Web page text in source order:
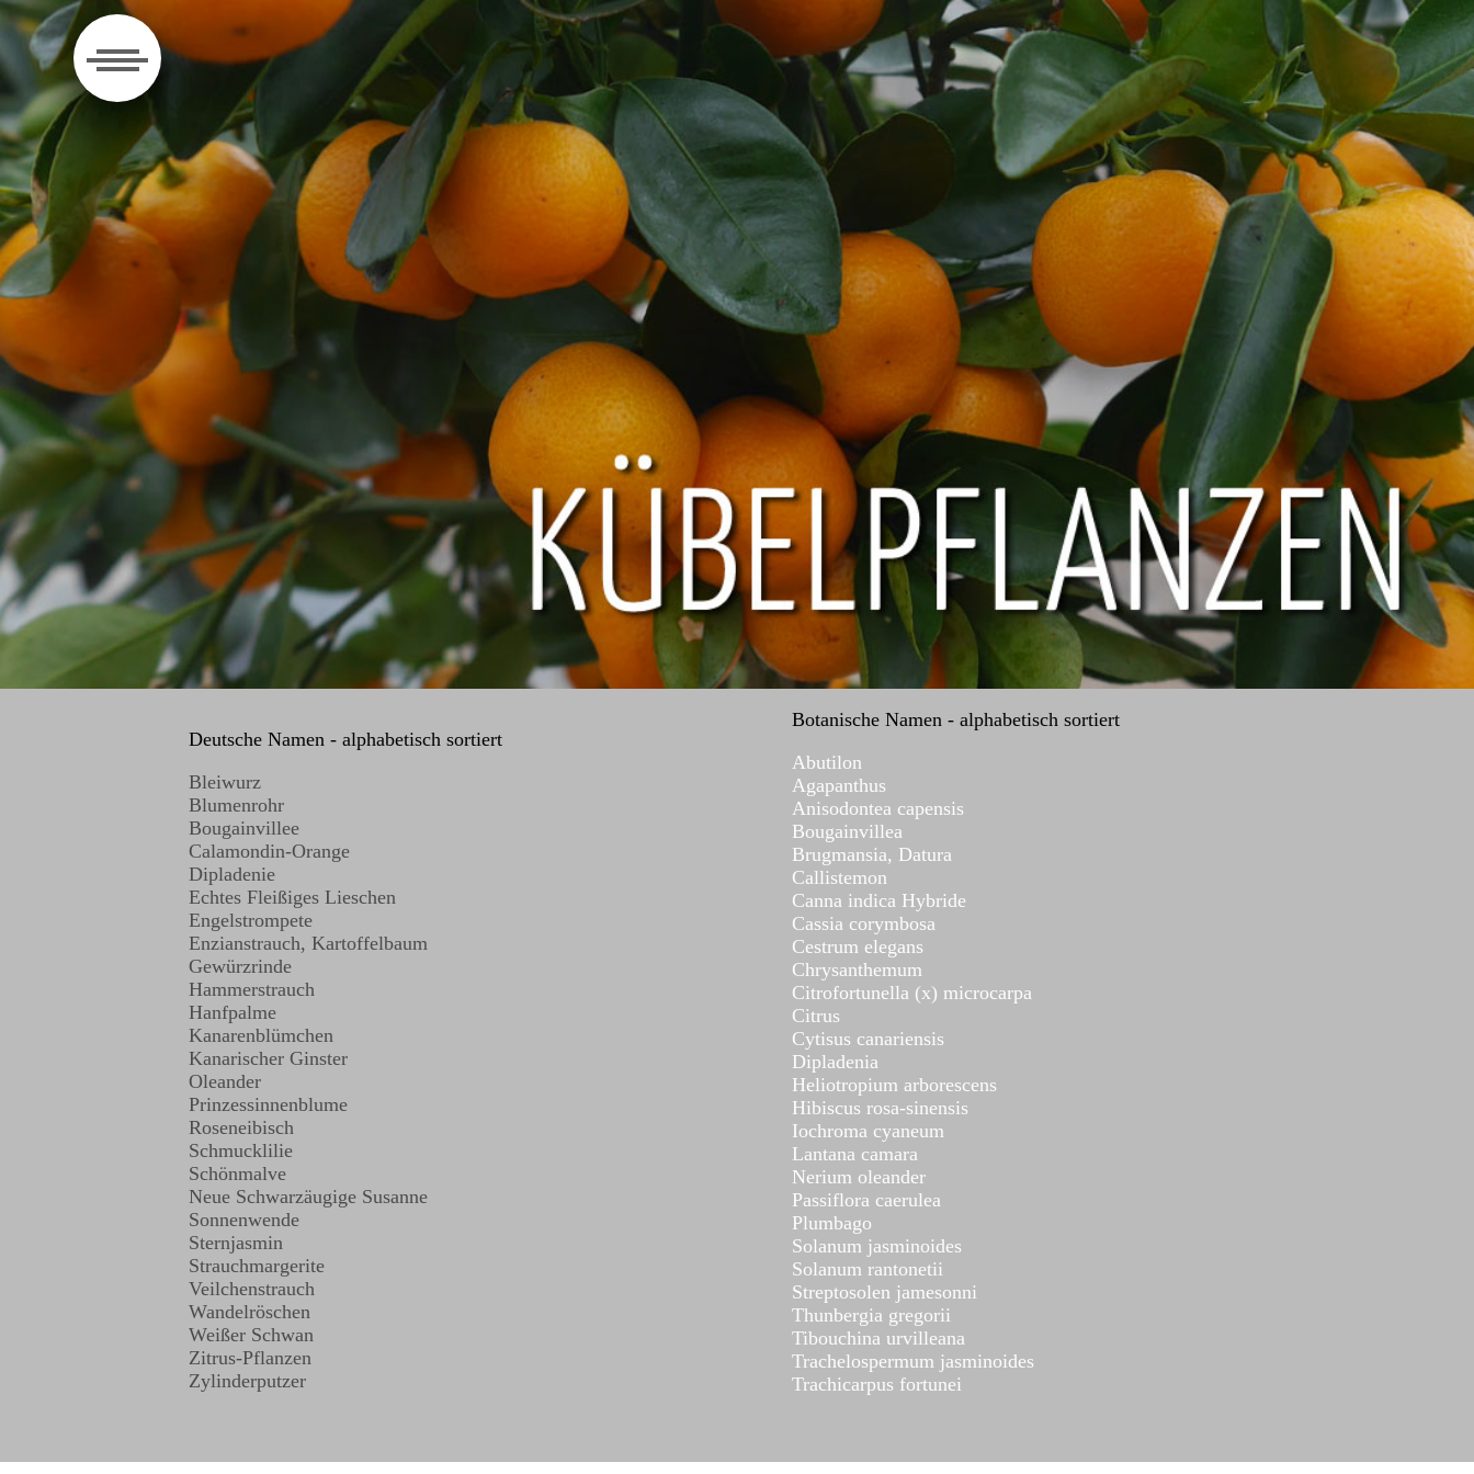
Deutsche Namen - alphabetisch sortiert
Bleiwurz
Blumenrohr
Bougainvillee
Calamondin-Orange
Dipladenie
Echtes Fleißiges Lieschen
Engelstrompete
Enzianstrauch, Kartoffelbaum
Gewürzrinde
Hammerstrauch
Hanfpalme
Kanarenblümchen
Kanarischer Ginster
Oleander
Prinzessinnenblume
Roseneibisch
Schmucklilie
Schönmalve
Neue Schwarzäugige Susanne
Sonnenwende
Sternjasmin
Strauchmargerite
Veilchenstrauch
Wandelröschen
Weißer Schwan
Zitrus-Pflanzen
Zylinderputzer
Botanische Namen - alphabetisch sortiert
Abutilon
Agapanthus
Anisodontea capensis
Bougainvillea
Brugmansia, Datura
Callistemon
Canna indica Hybride
Cassia corymbosa
Cestrum elegans
Chrysanthemum
Citrofortunella (x) microcarpa
Citrus
Cytisus canariensis
Dipladenia
Heliotropium arborescens
Hibiscus rosa-sinensis
Iochroma cyaneum
Lantana camara
Nerium oleander
Passiflora caerulea
Plumbago
Solanum jasminoides
Solanum rantonetii
Streptosolen jamesonni
Thunbergia gregorii
Tibouchina urvilleana
Trachelospermum jasminoides
Trachicarpus fortunei